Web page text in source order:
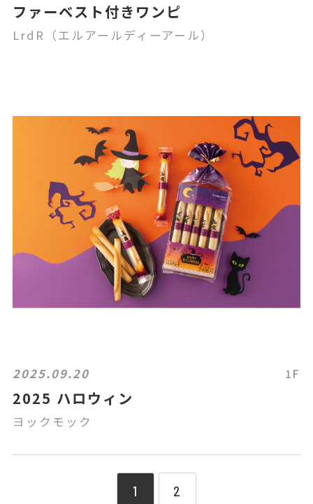
ファーベスト付きワンピ
LrdR（エルアールディーアール）
2025.09.20 1F
2025 ハロウィン
ヨックモック
1 2